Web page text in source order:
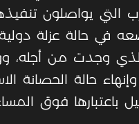
التي يواصلون
في حالة عزلة
وجدت من أجله،
حالة الحصانة
باعتبارها فوق